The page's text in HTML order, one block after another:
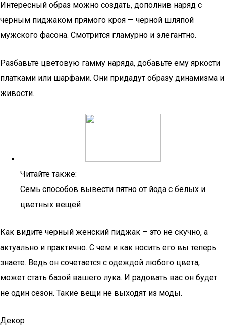
Интересный образ можно создать, дополнив наряд с
черным пиджаком прямого кроя — черной шляпой
мужского фасона. Смотрится гламурно и элегантно.
Разбавьте цветовую гамму наряда, добавьте ему яркости
платками или шарфами. Они придадут образу динамизма и
живости.
Читайте также:
Семь способов вывести пятно от йода с белых и
цветных вещей
Как видите черный женский пиджак – это не скучно, а
актуально и практично. С чем и как носить его вы теперь
знаете. Ведь он сочетается с одеждой любого цвета,
может стать базой вашего лука. И радовать вас он будет
не один сезон. Такие вещи не выходят из моды.
Декор